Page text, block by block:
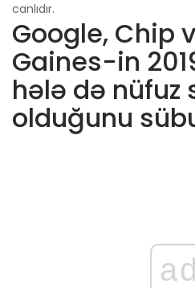
canlıdır.
Google, Chip
Gaines-in
hələ də nüfuz
olduğunu
ad